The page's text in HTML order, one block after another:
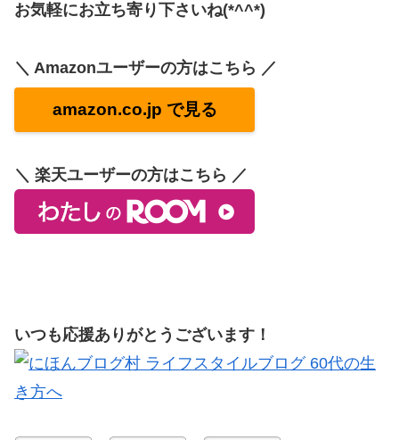
お気軽にお立ち寄り下さいね(*^^*)
＼ Amazonユーザーの方はこちら ／
amazon.co.jp で見る
＼ 楽天ユーザーの方はこちら ／
いつも応援ありがとうございます！